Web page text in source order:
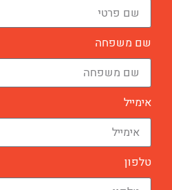
שם משפחה
אימייל
טלפון